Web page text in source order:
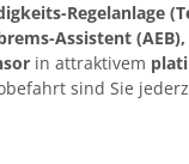
Regelanlage
Assistent
in attraktivem
sind Sie